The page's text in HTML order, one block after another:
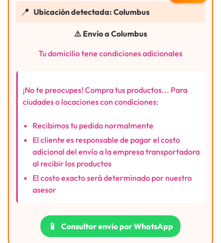
📍 Ubicación detectada: Columbus
⚠️ Envío a Columbus
Tu domicilio tene condiciones adicionales
¡No te preocupes! Compra tus productos... Para
ciudades o locaciones con condiciones:
Recibimos tu pedido normalmente
El cliente es responsable de pagar el costo
adicional del envío a la empresa transportadora
al recibir los productos
El costo exacto será determinado por nuestro
asesor
📱 Consultar envío por WhatsApp